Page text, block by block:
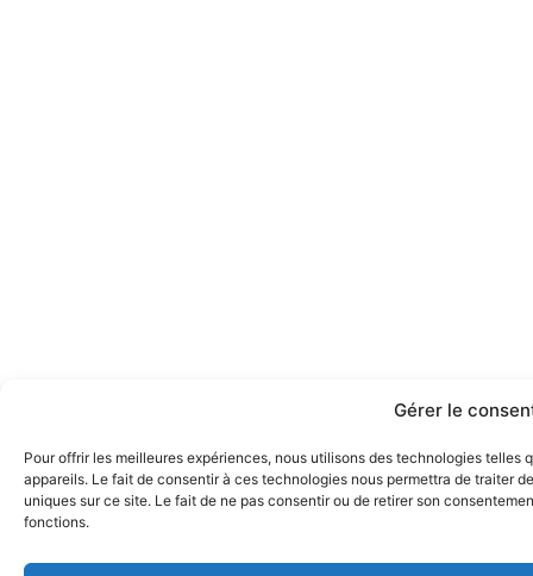
Gérer le
Pour offrir les meilleures expériences, nous utilisons des technologies
appareils. Le fait de consentir à ces technologies nous permettra de traiter
uniques sur ce site. Le fait de ne pas consentir ou de retirer son
fonctions.